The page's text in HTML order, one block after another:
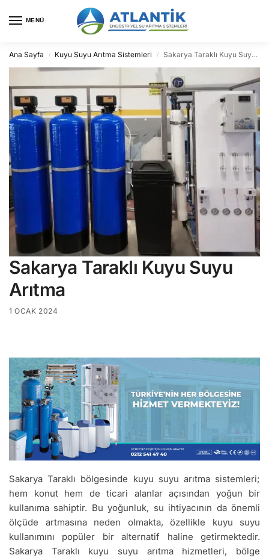
MENÜ
Ana Sayfa / Kuyu Suyu Arıtma Sistemleri / Sakarya Taraklı Kuyu Suyu Arıtma
Sakarya Taraklı Kuyu Suyu
Arıtma
1 OCAK 2024
Sakarya Taraklı bölgesinde kuyu suyu arıtma sistemleri;
hem konut hem de ticari alanlar açısından yoğun bir
kullanıma sahiptir. Bu yoğunluk, su ihtiyacının da önemli
ölçüde artmasına neden olmakta, özellikle kuyu suyu
kullanımını popüler bir alternatif haline getirmektedir.
Sakarya Taraklı kuyu suyu arıtma hizmetleri, bölge